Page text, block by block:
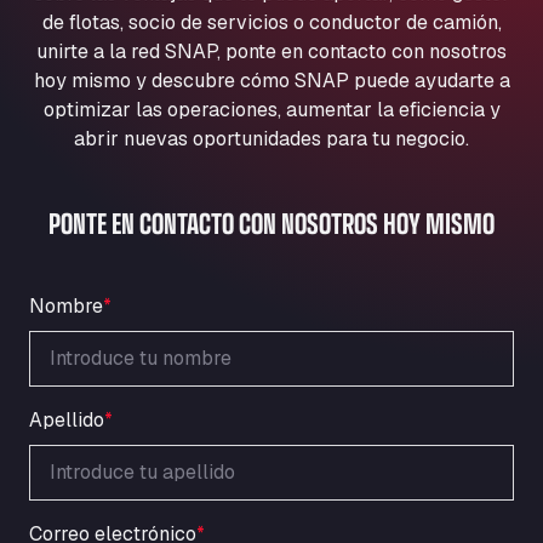
Aqua Ariva GmbH
Marie-Curie-Straße 24, 68219
Aral Autohof Bockel
An der Autobahn 1, 27404
ARAL Autohof Bockenem
ARAL Autohof Merklingen
Nellinger Str. 24, 89188
Schellweilerstraße 1, 66871
ARAL Tankstelle - XXL Truckwash.de
GmbH
Ardleigh South Services
a120 westbound, CO77SL
Area 47 Hermanos Rico
Autovia A4 km 47, 28300
de flotas, socio de servicios o conductor de camión,
unirte a la red SNAP, ponte en contacto con nosotros
hoy mismo y descubre cómo SNAP puede ayudarte a
optimizar las operaciones, aumentar la eficiencia y
abrir nuevas oportunidades para tu negocio.
PONTE EN CONTACTO CON NOSOTROS HOY MISMO
Nombre*
Apellido*
Correo electrónico*